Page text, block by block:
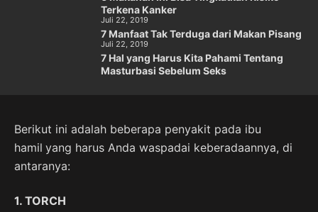
Terkena Kanker
Juli 22, 2019
7 Manfaat Tak Terduga dari Makan Pisang
Juli 22, 2019
7 Hal yang Harus Kita Pahami Tentang
Masturbasi Sebelum Seks
Berikut ini adalah beberapa penyakit pada ibu
hamil yang harus Anda waspadai keberadaannya, di
antaranya:
1. TORCH